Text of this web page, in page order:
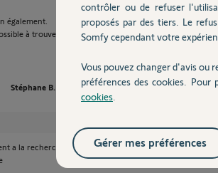
également.
à trouver
Stéphane B. il y a presque 2 ans
a la recherche de 2 pions blanc somfy telis 1 ou puis je
contrôler ou de refuser
proposés par des tiers. Le
Somfy cependant votre
Vous pouvez changer d'avis ou
préférences des cookies. Pour
cookies
Gérer mes préférences